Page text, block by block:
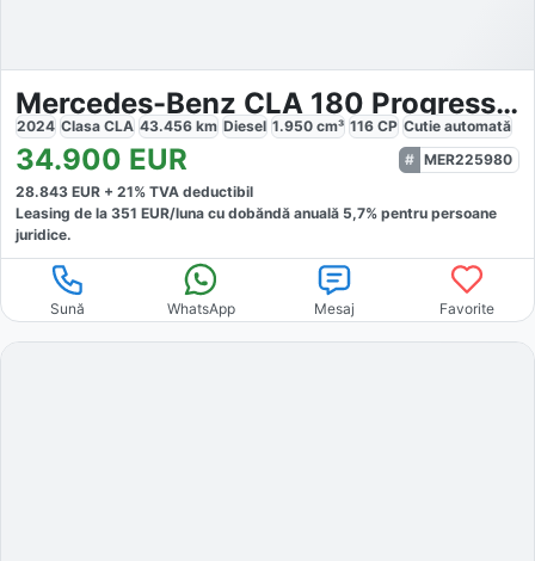
Mercedes-Benz CLA 180 Progressive
2024 Clasa CLA 43.456 km Diesel 1.950 cm³ 116 CP Cutie automată
34.900 EUR
MER225980
28.843 EUR + 21% TVA deductibil
Leasing de la 351 EUR/luna cu dobăndă anuală 5,7% pentru persoane
juridice.
Sună WhatsApp Mesaj Favorite